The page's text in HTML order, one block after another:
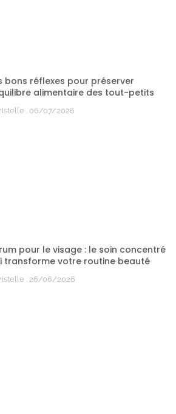
bons réflexes pour préserver
alimentaire des tout-petits
06/07/2026
pour le visage : le soin concentré
transforme votre routine beauté
26/06/2026